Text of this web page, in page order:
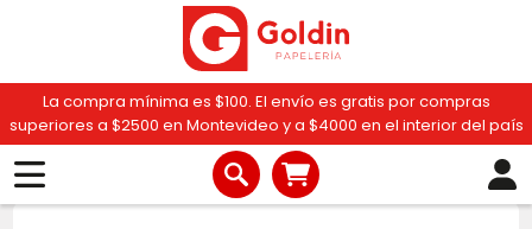
La compra mínima es $100. El envío es gratis por compras
superiores a $2500 en Montevideo y a $4000 en el interior del país